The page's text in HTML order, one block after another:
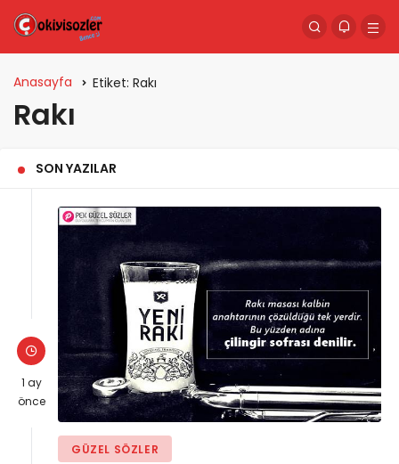
Anasayfa Etiket: Rakı
Rakı
SON YAZILAR
1 ay
önce
GÜZEL SÖZLER